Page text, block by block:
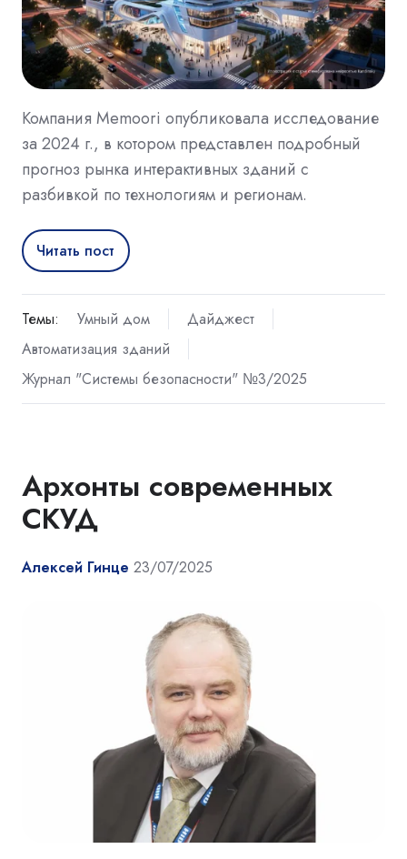
Компания Memoori опубликовала исследование
за 2024 г., в котором представлен подробный
прогноз рынка интерактивных зданий с
разбивкой по технологиям и регионам.
Читать пост
Темы: Умный дом
Дайджест
Автоматизация зданий
Журнал "Системы безопасности" №3/2025
Архонты современных
СКУД
Алексей Гинце 23/07/2025